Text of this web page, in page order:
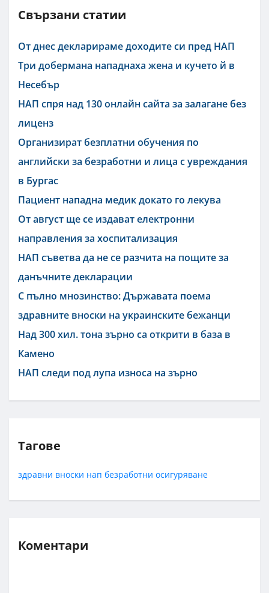
Свързани статии
От днес декларираме доходите си пред НАП
Три добермана нападнаха жена и кучето й в
Несебър
НАП спря над 130 онлайн сайта за залагане без
лиценз
Организират безплатни обучения по
английски за безработни и лица с увреждания
в Бургас
Пациент нападна медик докато го лекува
От август ще се издават електронни
направления за хоспитализация
НАП съветва да не се разчита на пощите за
данъчните декларации
С пълно мнозинство: Държавата поема
здравните вноски на украинските бежанци
Над 300 хил. тона зърно са открити в база в
Камено
НАП следи под лупа износа на зърно
Тагове
здравни вноски нап безработни осигуряване
Коментари